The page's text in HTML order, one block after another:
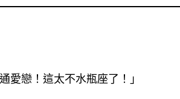
愛戀！這太不水瓶座了！」